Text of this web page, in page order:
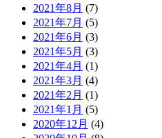
2021年8月 (7)
2021年7月 (5)
2021年6月 (3)
2021年5月 (3)
2021年4月 (1)
2021年3月 (4)
2021年2月 (1)
2021年1月 (5)
2020年12月 (4)